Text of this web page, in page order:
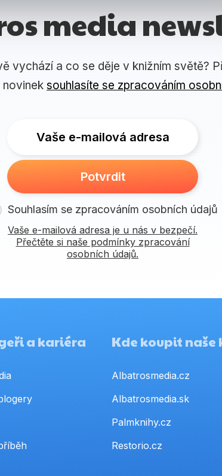
media
vychází a co se děje v knižním světě?
souhlasíte se zpracováním
Vaše e-mailová adresa
Potvrdit
Souhlasím se zpracováním osobních údajů
Vaše e-mailová adresa je u nás v bezpečí.
Přečtěte si naše podmínky zpracování
osobních údajů.
a kariéra Kde koupit naše
Albatrosmedia.cz
Albatrosmedia.sk
Palmknihy.cz
Restorio.cz